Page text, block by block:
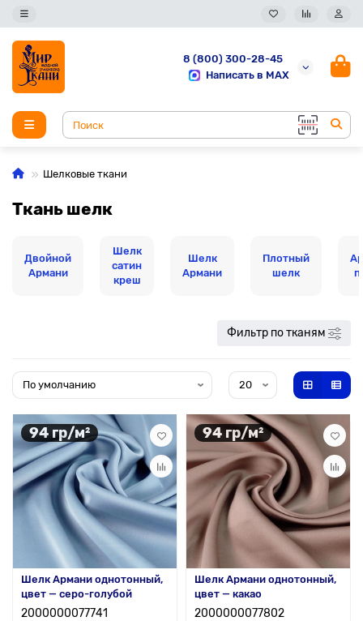
8 (800) 300-28-45
Написать в MAX
Шелковые ткани
Ткань шелк
Двойной
Армани
Шелк
сатин
креш
Шелк
Армани
Плотный
шелк
Фильтр по тканям
94 гр/м²
Шелк Армани однотонный,
цвет — серо-голубой
2000000077741
94 гр/м²
Шелк Армани однотонный,
цвет — какао
2000000077802